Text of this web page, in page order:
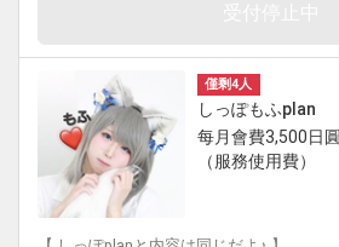
僅剩4人
しっぽもふplan
每月會費3,500日
（服務使用費）